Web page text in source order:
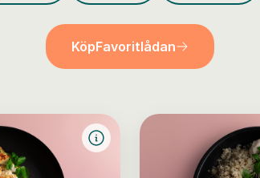
KöpFavoritlådan